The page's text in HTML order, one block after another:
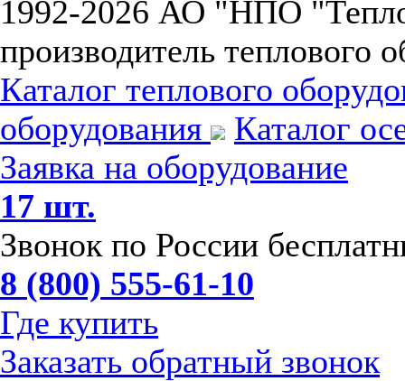
1992-2026 АО "НПО
производитель теплового
Каталог теплового
оборудования
Каталог
Заявка на оборудование
17 шт.
Звонок по России
8 (800) 555-61-10
Где купить
Заказать обратный звонок